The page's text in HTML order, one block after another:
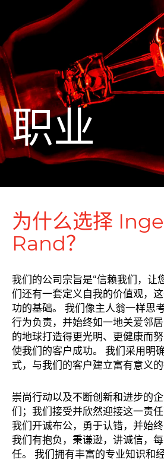
职业
为什么选择
Rand？
我们的公司宗旨是“信赖我们，让
们还有一套定义自我的价值观，
功的基础。 我们像主人翁一样思
行为负责，并始终如一地关爱邻
的地球打造得更光明、更健康而
使我们的客户成功。 我们采用明
式，与我们的客户建立富有意义的
崇尚行动以及不断创新和进步的
们；我们接受并欣然迎接这一责任
我们开诚布公，勇于认错，并始终
我们有抱负，秉谦逊，讲诚信，
任。 我们拥有丰富的专业知识和